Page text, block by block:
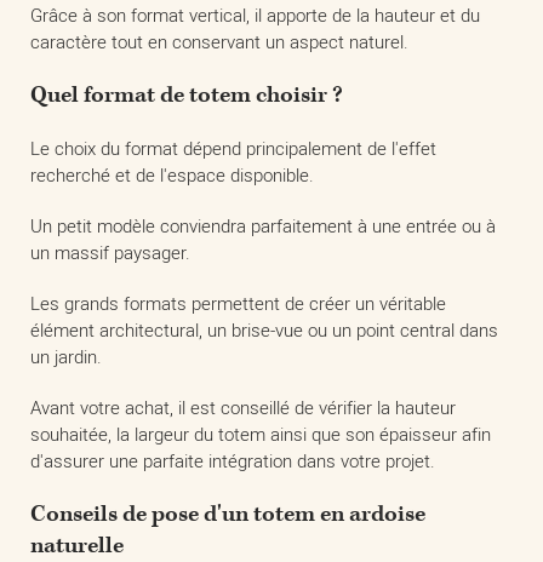
Grâce à son format vertical, il apporte de la hauteur et du
caractère tout en conservant un aspect naturel.
Quel format de totem choisir ?
Le choix du format dépend principalement de l'effet
recherché et de l'espace disponible.
Un petit modèle conviendra parfaitement à une entrée ou à
un massif paysager.
Les grands formats permettent de créer un véritable
élément architectural, un brise-vue ou un point central dans
un jardin.
Avant votre achat, il est conseillé de vérifier la hauteur
souhaitée, la largeur du totem ainsi que son épaisseur afin
d'assurer une parfaite intégration dans votre projet.
Conseils de pose d'un totem en ardoise
naturelle